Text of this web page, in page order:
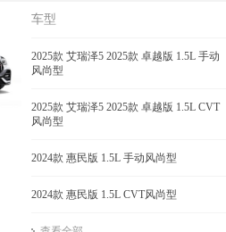
车型
2025款 艾瑞泽5 2025款 卓越版 1.5L 手动
风尚型
2025款 艾瑞泽5 2025款 卓越版 1.5L CVT
风尚型
2024款 惠民版 1.5L 手动风尚型
2024款 惠民版 1.5L CVT风尚型